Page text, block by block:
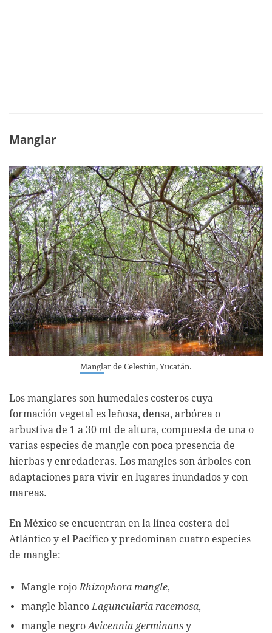
Manglar
Manglar de Celestún, Yucatán.
Los manglares son humedales costeros cuya
formación vegetal es leñosa, densa, arbórea o
arbustiva de 1 a 30 mt de altura, compuesta de una o
varias especies de mangle con poca presencia de
hierbas y enredaderas. Los mangles son árboles con
adaptaciones para vivir en lugares inundados y con
mareas.
En México se encuentran en la línea costera del
Atlántico y el Pacífico y predominan cuatro especies
de mangle:
Mangle rojoRhizophora mangle,
mangle blancoLaguncularia racemosa,
mangle negroAvicennia germinans y